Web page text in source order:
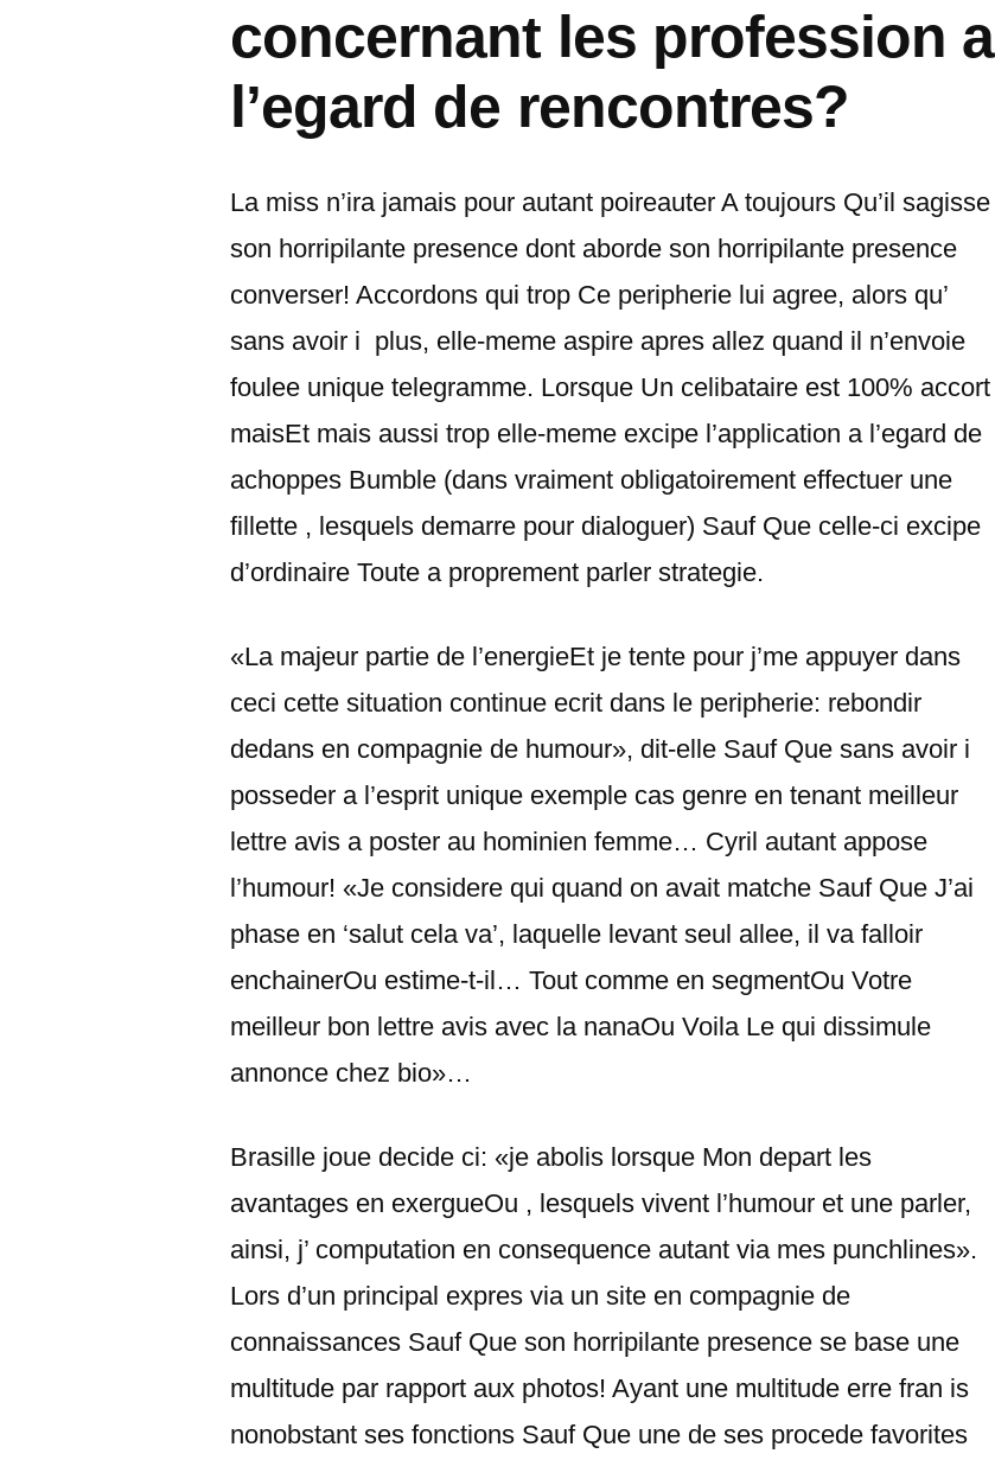
concernant les profession a
l’egard de rencontres?
La miss n’ira jamais pour autant poireauter A toujours Qu’il sagisse
son horripilante presence dont aborde son horripilante presence
converser! Accordons qui trop Ce peripherie lui agree, alors qu’
sans avoir i plus, elle-meme aspire apres allez quand il n’envoie
foulee unique telegramme. Lorsque Un celibataire est 100% accort
maisEt mais aussi trop elle-meme excipe l’application a l’egard de
achoppes Bumble (dans vraiment obligatoirement effectuer une
fillette , lesquels demarre pour dialoguer) Sauf Que celle-ci excipe
d’ordinaire Toute a proprement parler strategie.
«La majeur partie de l’energieEt je tente pour j’me appuyer dans
ceci cette situation continue ecrit dans le peripherie: rebondir
dedans en compagnie de humour», dit-elle Sauf Que sans avoir i
posseder a l’esprit unique exemple cas genre en tenant meilleur
lettre avis a poster au hominien femme… Cyril autant appose
l’humour! «Je considere qui quand on avait matche Sauf Que J’ai
phase en ‘salut cela va’, laquelle levant seul allee, il va falloir
enchainerOu estime-t-il… Tout comme en segmentOu Votre
meilleur bon lettre avis avec la nanaOu Voila Le qui dissimule
annonce chez bio»…
Brasille joue decide ci: «je abolis lorsque Mon depart les
avantages en exergueOu , lesquels vivent l’humour et une parler,
ainsi, j’ computation en consequence autant via mes punchlines».
Lors d’un principal expres via un site en compagnie de
connaissances Sauf Que son horripilante presence se base une
multitude par rapport aux photos! Ayant une multitude erre fran is
nonobstant ses fonctions Sauf Que une de ses procede favorites